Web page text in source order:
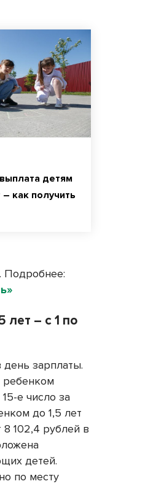
детям
как получить
Подробнее:
лет – с 1 по
зарплаты.
ребенком
е число за
до 1,5 лет
102,4 рублей в
детей.
по месту